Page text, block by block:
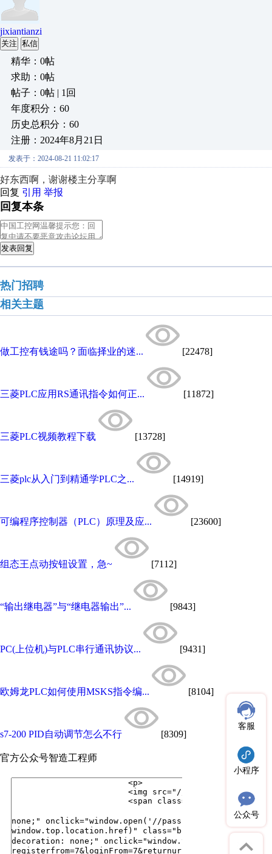
jixiantianzi
关注 私信
精华：0帖
求助：0帖
帖子：0帖 | 1回
年度积分：60
历史总积分：60
注册：2024年8月21日
发表于：2024-08-21 11:02:17
好东西啊，谢谢楼主分享啊
回复 引用 举报
回复本条
发表回复
热门招聘
相关主题
做工控有钱途吗？面临择业的迷... [22478]
三菱PLC应用RS通讯指令如何正... [11872]
三菱PLC视频教程下载 [13728]
三菱plc从入门到精通学PLC之... [14919]
可编程序控制器（PLC）原理及应... [23600]
组态王点动按钮设置，急~ [7112]
“输出继电器”与“继电器输出”... [9843]
PC(上位机)与PLC串行通讯协议... [9431]
欧姆龙PLC如何使用MSKS指令编... [8104]
s7-200 PID自动调节怎么不行 [8309]
官方公众号智造工程师
客服
小程序
公众号